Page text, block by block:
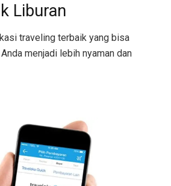
Liburan
traveling terbaik yang bisa
menjadi lebih nyaman dan